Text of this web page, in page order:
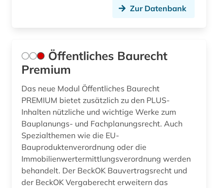
Zur Datenbank
Öffentliches Baurecht
Premium
Das neue Modul Öffentliches Baurecht
PREMIUM bietet zusätzlich zu den PLUS-
Inhalten nützliche und wichtige Werke zum
Bauplanungs- und Fachplanungsrecht. Auch
Spezialthemen wie die EU-
Bauproduktenverordnung oder die
Immobilienwertermittlungsverordnung werden
behandelt. Der BeckOK Bauvertragsrecht und
der BeckOK Vergaberecht erweitern das